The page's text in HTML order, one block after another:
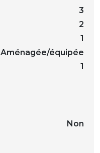
3
2
1
Aménagée/équipée
1
Non